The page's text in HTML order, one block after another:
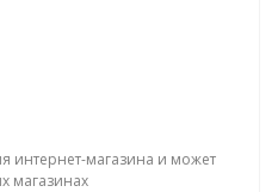
интернет-магазина и может
магазинах